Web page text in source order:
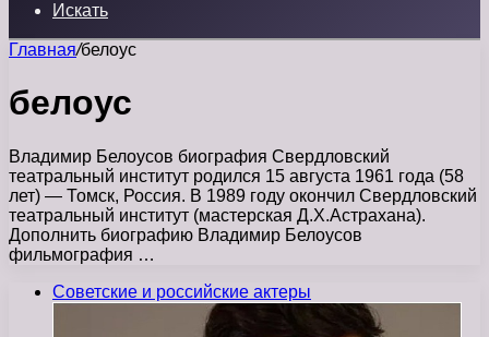
Искать
Главная/белоус
белоус
Владимир Белоусов биография Свердловский
театральный институт родился 15 августа 1961 года (58
лет) — Томск, Россия. В 1989 году окончил Свердловский
театральный институт (мастерская Д.Х.Астрахана).
Дополнить биографию Владимир Белоусов
фильмография …
Советские и российские актеры